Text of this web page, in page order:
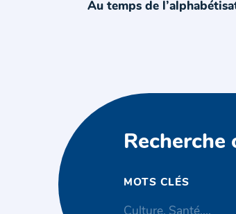
Au temps de
Recherche
MOTS CLÉS